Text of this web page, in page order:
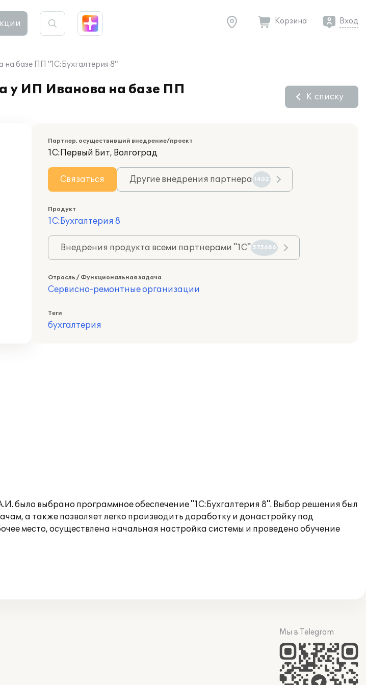
Корзина Вход
на базе ПП "1С:Бухгалтерия 8"
у ИП Иванова на базе ПП
К списку
Партнер, осуществивший внедрение/проект
1С:Первый Бит, Волгоград
Связаться Другие внедрения партнера 1402
Продукт
1С:Бухгалтерия 8
Внедрения продукта всеми партнерами "1С" 575686
Отрасль / Функциональная задача
Сервисно-ремонтные организации
Теги
бухгалтерия
было выбрано программное обеспечение "1С:Бухгалтерия 8". Выбор решения был
а также позволяет легко производить доработку и донастройку под
место, осуществлена начальная настройка системы и проведено обучение
Мы в Telegram